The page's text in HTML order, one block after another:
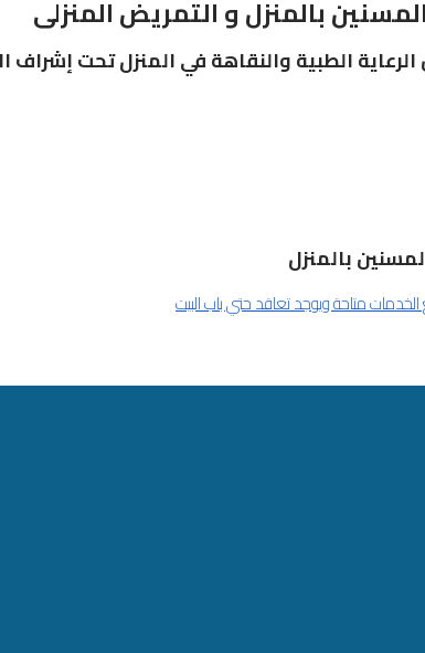
بالمنزل و التمريض المنزلى
الطبية والنقاهة في المنزل تحت
بالمنزل
متاحة ويوجد تعاقد حتي باب البيت